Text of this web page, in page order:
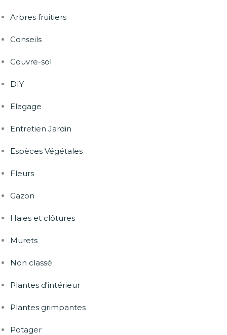
Arbres fruitiers
Conseils
Couvre-sol
DIY
Elagage
Entretien Jardin
Espèces Végétales
Fleurs
Gazon
Haies et clôtures
Murets
Non classé
Plantes d'intérieur
Plantes grimpantes
Potager